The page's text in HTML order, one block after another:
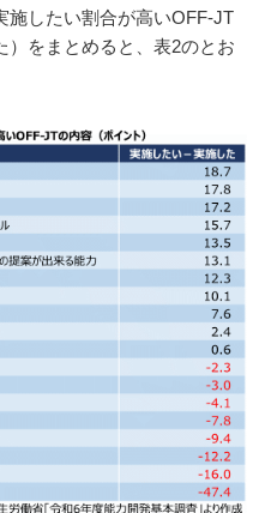
したい割合が高いOFF-JT
）をまとめると、表2のとお